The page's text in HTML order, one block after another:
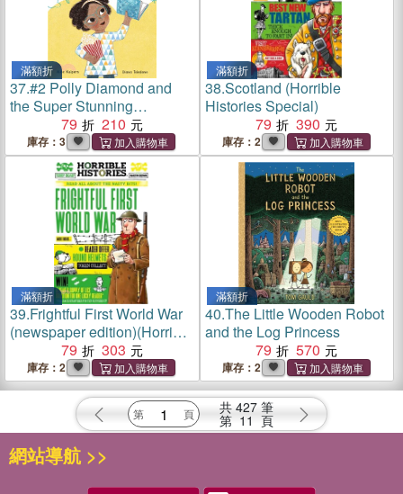
滿額折
37.#2 Polly Diamond and
the Super Stunning
Spectacular School Fair
79 210
庫存：3
滿額折
38.Scotland (Horrible
Histories Special)
79
390
庫存：2
滿額折
39.Frightful First World War
(newspaper edition)(Horrible
Histories)
79 303
庫存：2
滿額折
40.The Little Wooden Robot
and the Log Princess
79
570
庫存：2
共 427 筆
第 11 頁
網站導航 >>